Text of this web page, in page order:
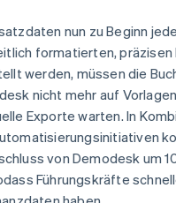
nun zu Beginn
formatierten, präzisen
werden, müssen die
nicht mehr auf
Exporte warten. In
von Demodesk um
Führungskräfte